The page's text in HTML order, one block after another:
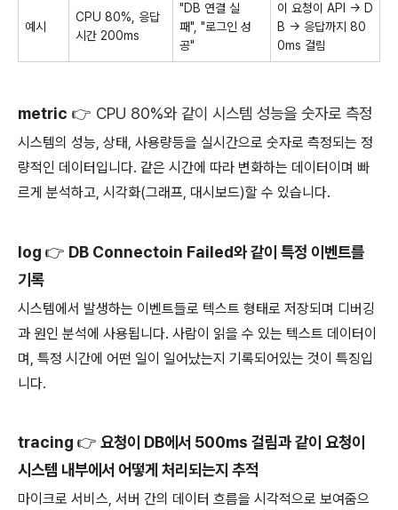
예시
CPU 80%, 응답
시간 200ms
"DB 연결 실
패", "로그인 성
공"
이 요청이 API → D
B → 응답까지 80
0ms 걸림
metric 👉 CPU 80%와 같이 시스템 성능을 숫자로 측정
시스템의 성능, 상태, 사용량등을 실시간으로 숫자로 측정되는 정
량적인 데이터입니다. 같은 시간에 따라 변화하는 데이터이며 빠
르게 분석하고, 시각화(그래프, 대시보드)할 수 있습니다.
log 👉 DB Connectoin Failed와 같이 특정 이벤트를
기록
시스템에서 발생하는 이벤트들로 텍스트 형태로 저장되며 디버깅
과 원인 분석에 사용됩니다. 사람이 읽을 수 있는 텍스트 데이터이
며, 특정 시간에 어떤 일이 일어났는지 기록되어있는 것이 특징입
니다.
tracing 👉 요청이 DB에서 500ms 걸림과 같이 요청이
시스템 내부에서 어떻게 처리되는지 추적
마이크로 서비스, 서버 간의 데이터 흐름을 시각적으로 보여줌으